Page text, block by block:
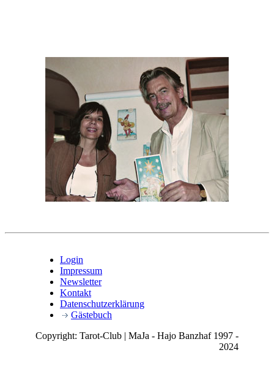
Login
Impressum
Newsletter
Kontakt
Datenschutzerklärung
Gästebuch
Copyright: Tarot-Club | MaJa - Hajo Banzhaf 1997 -
2024